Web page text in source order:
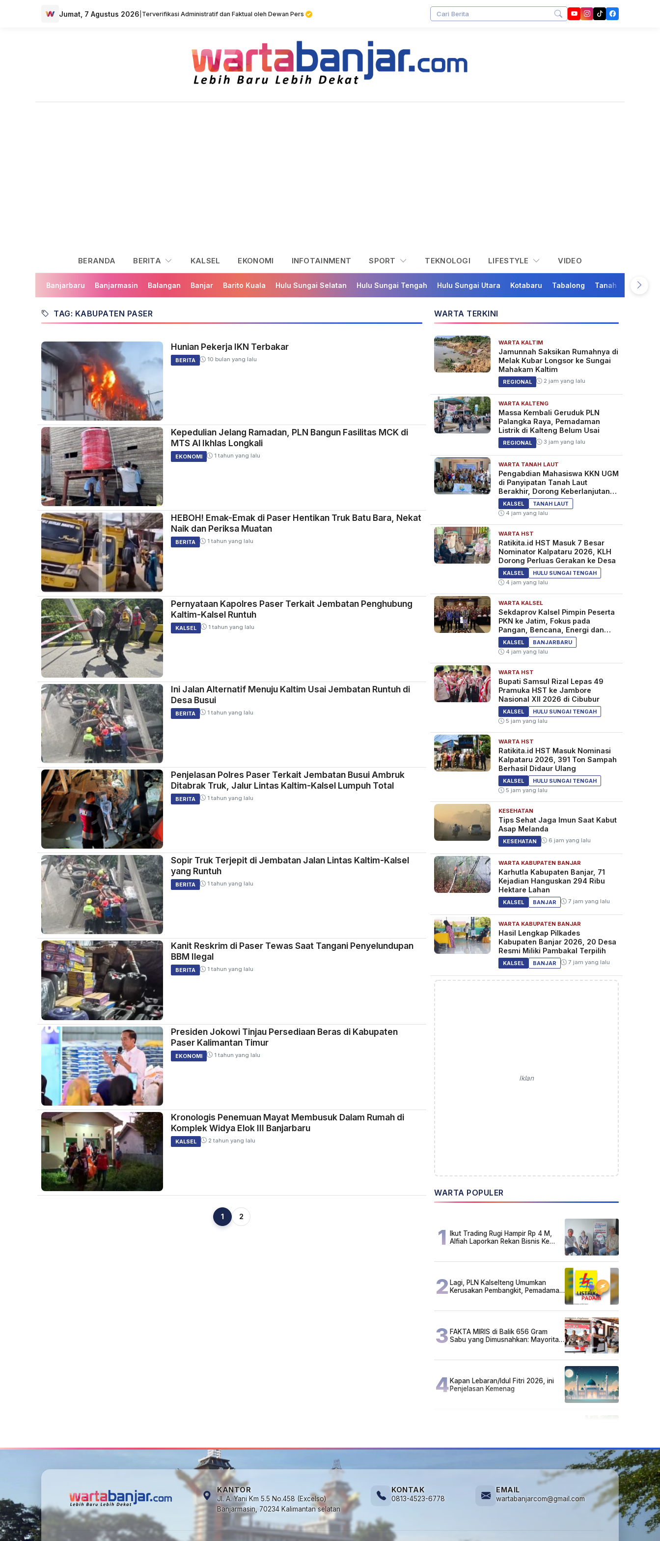
Jumat, 7 Agustus 2026 Terverifikasi Administratif dan Faktual oleh Dewan Pers
BERANDA BERITA KALSEL EKONOMI INFOTAINMENT SPORT TEKNOLOGI LIFESTYLE VIDEO
Banjarbaru Banjarmasin Balangan Banjar Barito Kuala Hulu Sungai Selatan Hulu Sungai Tengah Hulu Sungai Utara Kotabaru Tabalong Tanah Bumbu
TAG: KABUPATEN PASER
Hunian Pekerja IKN Terbakar
BERITA 10 bulan yang lalu
Kepedulian Jelang Ramadan, PLN Bangun Fasilitas MCK di
MTS Al Ikhlas Longkali
EKONOMI 1 tahun yang lalu
HEBOH! Emak-Emak di Paser Hentikan Truk Batu Bara, Nekat
Naik dan Periksa Muatan
BERITA 1 tahun yang lalu
Pernyataan Kapolres Paser Terkait Jembatan Penghubung
Kaltim-Kalsel Runtuh
KALSEL 1 tahun yang lalu
Ini Jalan Alternatif Menuju Kaltim Usai Jembatan Runtuh di
Desa Busui
BERITA 1 tahun yang lalu
Penjelasan Polres Paser Terkait Jembatan Busui Ambruk
Ditabrak Truk, Jalur Lintas Kaltim-Kalsel Lumpuh Total
BERITA 1 tahun yang lalu
Sopir Truk Terjepit di Jembatan Jalan Lintas Kaltim-Kalsel
yang Runtuh
BERITA 1 tahun yang lalu
Kanit Reskrim di Paser Tewas Saat Tangani Penyelundupan
BBM Ilegal
BERITA 1 tahun yang lalu
Presiden Jokowi Tinjau Persediaan Beras di Kabupaten
Paser Kalimantan Timur
EKONOMI 1 tahun yang lalu
Kronologis Penemuan Mayat Membusuk Dalam Rumah di
Komplek Widya Elok III Banjarbaru
KALSEL 2 tahun yang lalu
1 2
WARTA TERKINI
WARTA KALTIM
Jamunnah Saksikan Rumahnya di
Melak Kubar Longsor ke Sungai
Mahakam Kaltim
REGIONAL 2 jam yang lalu
WARTA KALTENG
Massa Kembali Geruduk PLN
Palangka Raya, Pemadaman
Listrik di Kalteng Belum Usai
REGIONAL 3 jam yang lalu
WARTA TANAH LAUT
Pengabdian Mahasiswa KKN UGM
di Panyipatan Tanah Laut
Berakhir, Dorong Keberlanjutan
Program Masyarakat
KALSEL
TANAH LAUT
4 jam yang lalu
WARTA HST
Ratikita.id HST Masuk 7 Besar
Nominator Kalpataru 2026, KLH
Dorong Perluas Gerakan ke Desa
KALSEL
HULU SUNGAI TENGAH
4 jam yang lalu
WARTA KALSEL
Sekdaprov Kalsel Pimpin Peserta
PKN ke Jatim, Fokus pada
Pangan, Bencana, Energi dan
Ekonomi
KALSEL
BANJARBARU
4 jam yang lalu
WARTA HST
Bupati Samsul Rizal Lepas 49
Pramuka HST ke Jambore
Nasional XII 2026 di Cibubur
KALSEL
HULU SUNGAI TENGAH
5 jam yang lalu
WARTA HST
Ratikita.id HST Masuk Nominasi
Kalpataru 2026, 391 Ton Sampah
Berhasil Didaur Ulang
KALSEL
HULU SUNGAI TENGAH
5 jam yang lalu
KESEHATAN
Tips Sehat Jaga Imun Saat Kabut
Asap Melanda
KESEHATAN 6 jam yang lalu
WARTA KABUPATEN BANJAR
Karhutla Kabupaten Banjar, 71
Kejadian Hanguskan 294 Ribu
Hektare Lahan
KALSEL BANJAR 7 jam yang lalu
WARTA KABUPATEN BANJAR
Hasil Lengkap Pilkades
Kabupaten Banjar 2026, 20 Desa
Resmi Miliki Pambakal Terpilih
KALSEL BANJAR 7 jam yang lalu
Iklan
WARTA POPULER
1 Ikut Trading Rugi Hampir Rp 4 M,
Alfiah Laporkan Rekan Bisnis Ke
2 Lagi, PLN Kalselteng Umumkan
Kerusakan Pembangkit, Pemadaman
3 FAKTA MIRIS di Balik 656 Gram
Sabu yang Dimusnahkan: Mayoritas
4Kapan Lebaran/Idul Fitri 2026, ini
Penjelasan Kemenag
KANTOR
Jl. A. Yani Km 5.5 No.458 (Excelso)
Banjarmasin, 70234 Kalimantan selatan
KONTAK
0813-4523-6778
EMAIL
wartabanjarcom@gmail.com